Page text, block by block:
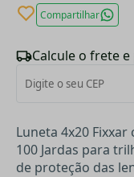
Compartilhar
Calcule o frete
Luneta 4x20
100 Jardas para
de proteção das